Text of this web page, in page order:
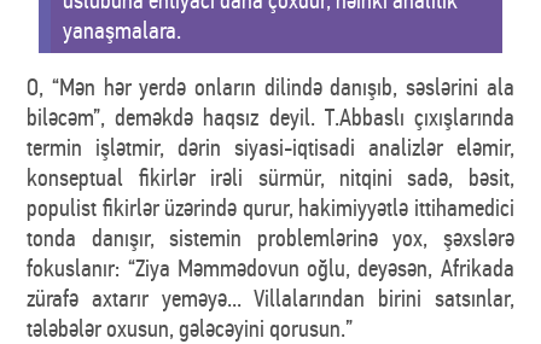
yanaşmalara.
O, “Mən hər yerdə onların dilində danışıb, səslərini ala
biləcəm”, deməkdə haqsız deyil. T.Abbaslı çıxışlarında
termin işlətmir, dərin siyasi-iqtisadi analizlər eləmir,
konseptual fikirlər irəli sürmür, nitqini sadə, bəsit,
populist fikirlər üzərində qurur, hakimiyyətlə ittihamedici
tonda danışır, sistemin problemlərinə yox, şəxslərə
fokuslanır: “Ziya Məmmədovun oğlu, deyəsən, Afrikada
zürafə axtarır yeməyə... Villalarından birini satsınlar,
tələbələr oxusun, gələcəyini qorusun.”